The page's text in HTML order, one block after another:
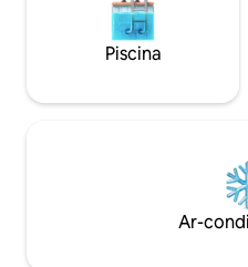
Piscina
Ar-